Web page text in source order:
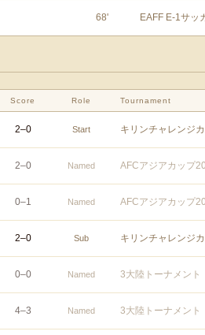
68' EAFF E-1サッ
Score Role Tournament
2–0 Start キリンチャレンジ
2–0 Named AFCアジアカップ
0–1 Named AFCアジアカップ
2–0 Sub キリンチャレンジ
0–0 Named 3大陸トーナメント
4–3 Named 3大陸トーナメント